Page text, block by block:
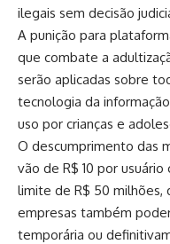
ilegais sem decisão
A punição para
que combate a
serão aplicadas sobre
tecnologia da
uso por crianças e
O descumprimento das
vão de R$ 10 por
limite de R$ 50 milhões,
empresas também
temporária ou